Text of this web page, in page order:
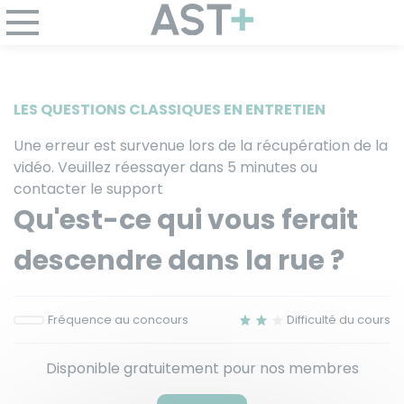
LES QUESTIONS CLASSIQUES EN ENTRETIEN
Une erreur est survenue lors de la récupération de la
vidéo. Veuillez réessayer dans 5 minutes ou
contacter le support
Qu'est-ce qui vous ferait
descendre dans la rue ?
Fréquence au concours Difficulté du cours
Disponible gratuitement pour nos membres
Panneau de gestion des cookies